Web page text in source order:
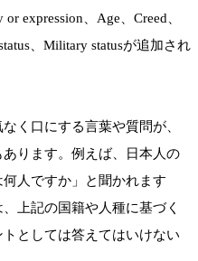
expression、Age、Creed、
、Military statusが追加され
く口にする言葉や質問が、
ります。例えば、日本人の
人ですか」と聞かれます
上記の国籍や人種に基づく
としては答えてはいけない